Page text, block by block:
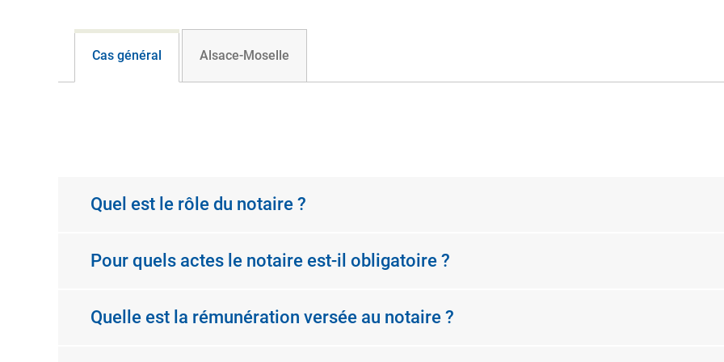
Cas général Alsace-Moselle
Quel est le rôle du notaire ?
Pour quels actes le notaire est-il obligatoire ?
Quelle est la rémunération versée au notaire ?